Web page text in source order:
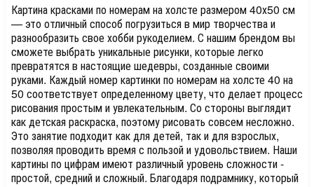
Картина красками по номерам на холсте размером 40х50 см
— это отличный способ погрузиться в мир творчества и
разнообразить свое хобби рукоделием. С нашим брендом вы
сможете выбрать уникальные рисунки, которые легко
превратятся в настоящие шедевры, созданные своими
руками. Каждый номер картинки по номерам на холсте 40 на
50 соответствует определенному цвету, что делает процесс
рисования простым и увлекательным. Со стороны выглядит
как детская раскраска, поэтому рисовать совсем несложно.
Это занятие подходит как для детей, так и для взрослых,
позволяя проводить время с пользой и удовольствием. Наши
картины по цифрам имеют различный уровень сложности -
простой, средний и сложный. Благодаря подрамнику, который